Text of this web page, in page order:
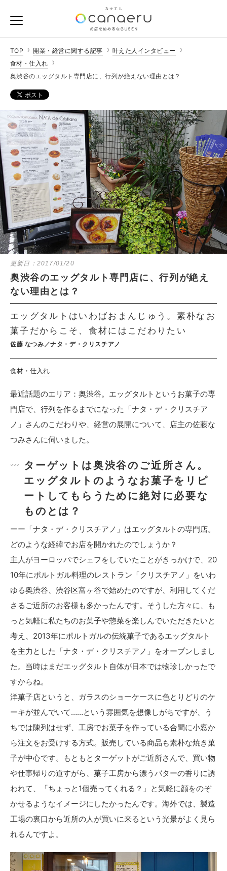
TOP 開業・経営に関する記事
叶えた人インタビュー
食材・仕入れ
奥渋谷のエッグタルト専門店に、行列が絶えない理由とは？
更新日： 2017/01/20
奥渋谷のエッグタルト専門店に、行列が絶え
ない理由とは？
エッグタルトはいわばおまんじゅう。素朴なお
菓子だからこそ、食材にはこだわりたい
佐藤 なつみ／ナタ・デ・クリスチアノ
食材・仕入れ
最近話題のエリア：奥渋谷。エッグタルトというお菓子の専
門店で、行列を作るまでになった「ナタ・デ・クリスチア
ノ」さんのこだわりや、経営の展開について、店主の佐藤な
つみさんに伺いました。
ターゲットは奥渋谷のご近所さん。
エッグタルトのようなお菓子をリピ
ートしてもらうために絶対に必要な
ものとは？
ーー「ナタ・デ・クリスチアノ」はエッグタルトの専門店。
どのような経緯でお店を開かれたのでしょうか？
主人がヨーロッパでシェフをしていたことがきっかけで、20
10年にポルトガル料理のレストラン「クリスチアノ」をいわ
ゆる奥渋谷、渋谷区富ヶ谷で始めたのですが、利用してくだ
さるご近所のお客様も多かったんです。そうした方々に、も
っと気軽に私たちのお菓子や惣菜を楽しんでいただきたいと
考え、2013年にポルトガルの伝統菓子であるエッグタルト
を主力とした「ナタ・デ・クリスチアノ」をオープンしまし
た。当時はまだエッグタルト自体が日本では物珍しかったで
すからね。
洋菓子店というと、ガラスのショーケースに色とりどりのケ
ーキが並んでいて……という雰囲気を想像しがちですが、う
ちでは陳列はせず、工房でお菓子を作っている合間に小窓か
ら注文をお受けする方式。販売している商品も素朴な焼き菓
子が中心です。もともとターゲットがご近所さんで、買い物
や仕事帰りの道すがら、菓子工房から漂うバターの香りに誘
われて、「ちょっと1個売ってくれる？」と気軽に顔をのぞ
かせるようなイメージにしたかったんです。海外では、製造
工場の裏口から近所の人が買いに来るという光景がよく見ら
れるんですよ。